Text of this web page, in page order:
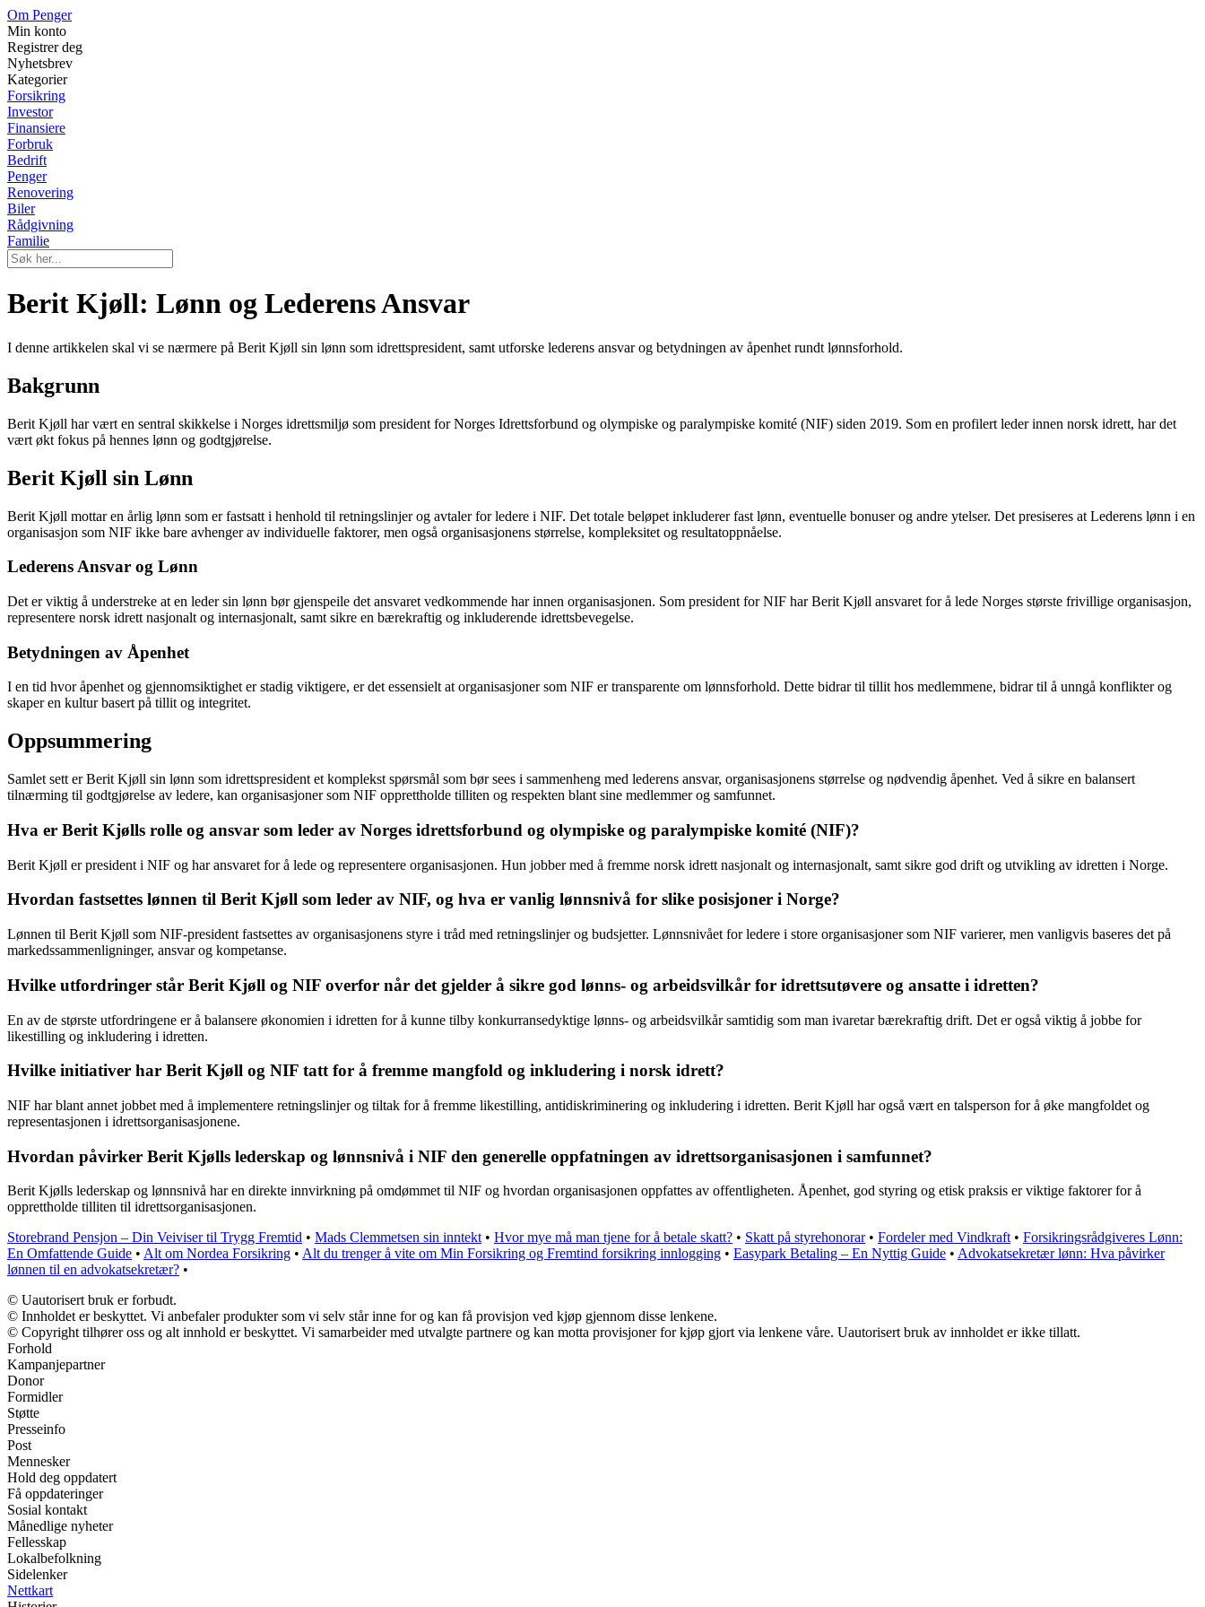
Om Penger
Min konto
Registrer deg
Nyhetsbrev
Kategorier
Forsikring
Investor
Finansiere
Forbruk
Bedrift
Penger
Renovering
Biler
Rådgivning
Familie
Berit Kjøll: Lønn og Lederens Ansvar
I denne artikkelen skal vi se nærmere på Berit Kjøll sin lønn som idrettspresident, samt utforske lederens ansvar og betydningen av åpenhet rundt lønnsforhold.
Bakgrunn
Berit Kjøll har vært en sentral skikkelse i Norges idrettsmiljø som president for Norges Idrettsforbund og olympiske og paralympiske komité (NIF) siden 2019. Som en profilert leder innen norsk idrett, har det
vært økt fokus på hennes lønn og godtgjørelse.
Berit Kjøll sin Lønn
Berit Kjøll mottar en årlig lønn som er fastsatt i henhold til retningslinjer og avtaler for ledere i NIF. Det totale beløpet inkluderer fast lønn, eventuelle bonuser og andre ytelser. Det presiseres at Lederens lønn i en
organisasjon som NIF ikke bare avhenger av individuelle faktorer, men også organisasjonens størrelse, kompleksitet og resultatoppnåelse.
Lederens Ansvar og Lønn
Det er viktig å understreke at en leder sin lønn bør gjenspeile det ansvaret vedkommende har innen organisasjonen. Som president for NIF har Berit Kjøll ansvaret for å lede Norges største frivillige organisasjon,
representere norsk idrett nasjonalt og internasjonalt, samt sikre en bærekraftig og inkluderende idrettsbevegelse.
Betydningen av Åpenhet
I en tid hvor åpenhet og gjennomsiktighet er stadig viktigere, er det essensielt at organisasjoner som NIF er transparente om lønnsforhold. Dette bidrar til tillit hos medlemmene, bidrar til å unngå konflikter og
skaper en kultur basert på tillit og integritet.
Oppsummering
Samlet sett er Berit Kjøll sin lønn som idrettspresident et komplekst spørsmål som bør sees i sammenheng med lederens ansvar, organisasjonens størrelse og nødvendig åpenhet. Ved å sikre en balansert
tilnærming til godtgjørelse av ledere, kan organisasjoner som NIF opprettholde tilliten og respekten blant sine medlemmer og samfunnet.
Hva er Berit Kjølls rolle og ansvar som leder av Norges idrettsforbund og olympiske og paralympiske komité (NIF)?
Berit Kjøll er president i NIF og har ansvaret for å lede og representere organisasjonen. Hun jobber med å fremme norsk idrett nasjonalt og internasjonalt, samt sikre god drift og utvikling av idretten i Norge.
Hvordan fastsettes lønnen til Berit Kjøll som leder av NIF, og hva er vanlig lønnsnivå for slike posisjoner i Norge?
Lønnen til Berit Kjøll som NIF-president fastsettes av organisasjonens styre i tråd med retningslinjer og budsjetter. Lønnsnivået for ledere i store organisasjoner som NIF varierer, men vanligvis baseres det på
markedssammenligninger, ansvar og kompetanse.
Hvilke utfordringer står Berit Kjøll og NIF overfor når det gjelder å sikre god lønns- og arbeidsvilkår for idrettsutøvere og ansatte i idretten?
En av de største utfordringene er å balansere økonomien i idretten for å kunne tilby konkurransedyktige lønns- og arbeidsvilkår samtidig som man ivaretar bærekraftig drift. Det er også viktig å jobbe for
likestilling og inkludering i idretten.
Hvilke initiativer har Berit Kjøll og NIF tatt for å fremme mangfold og inkludering i norsk idrett?
NIF har blant annet jobbet med å implementere retningslinjer og tiltak for å fremme likestilling, antidiskriminering og inkludering i idretten. Berit Kjøll har også vært en talsperson for å øke mangfoldet og
representasjonen i idrettsorganisasjonene.
Hvordan påvirker Berit Kjølls lederskap og lønnsnivå i NIF den generelle oppfatningen av idrettsorganisasjonen i samfunnet?
Berit Kjølls lederskap og lønnsnivå har en direkte innvirkning på omdømmet til NIF og hvordan organisasjonen oppfattes av offentligheten. Åpenhet, god styring og etisk praksis er viktige faktorer for å
opprettholde tilliten til idrettsorganisasjonen.
Storebrand Pensjon – Din Veiviser til Trygg Fremtid • Mads Clemmetsen sin inntekt • Hvor mye må man tjene for å betale skatt? • Skatt på styrehonorar• Fordeler med Vindkraft • Forsikringsrådgiveres Lønn:
En Omfattende Guide • Alt om Nordea Forsikring • Alt du trenger å vite om Min Forsikring og Fremtind forsikring innlogging • Easypark Betaling – En Nyttig Guide • Advokatsekretær lønn: Hva påvirker
lønnen til en advokatsekretær? •
© Uautorisert bruk er forbudt.
© Innholdet er beskyttet. Vi anbefaler produkter som vi selv står inne for og kan få provisjon ved kjøp gjennom disse lenkene.
© Copyright tilhører oss og alt innhold er beskyttet. Vi samarbeider med utvalgte partnere og kan motta provisjoner for kjøp gjort via lenkene våre. Uautorisert bruk av innholdet er ikke tillatt.
Forhold
Kampanjepartner
Donor
Formidler
Støtte
Presseinfo
Post
Mennesker
Hold deg oppdatert
Få oppdateringer
Sosial kontakt
Månedlige nyheter
Fellesskap
Lokalbefolkning
Sidelenker
Nettkart